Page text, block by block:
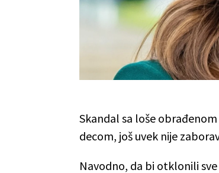
Skandal sa loše
decom, još uvek nije
Navodno, da bi otklonili